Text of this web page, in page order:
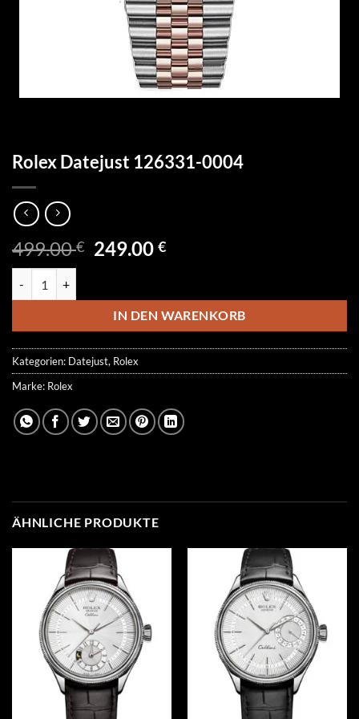
Rolex Datejust 126331-0004
499.00€ Ursprünglicher
499.00 €
249.00€Aktueller
249.00 €.
IN DEN WARENKORB
Kategorien: Datejust, Rolex
Marke: Rolex
ÄHNLICHE PRODUKTE